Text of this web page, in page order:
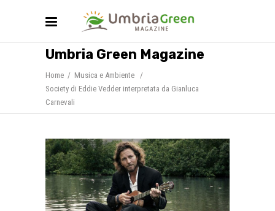
Umbria Green Magazine
Home / Musica e Ambiente
/
Society di Eddie Vedder interpretata da Gianluca
Carnevali